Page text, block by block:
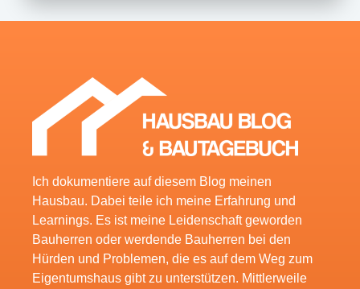
Ich dokumentiere auf diesem Blog meinen
Hausbau. Dabei teile ich meine Erfahrung und
Learnings. Es ist meine Leidenschaft geworden
Bauherren oder werdende Bauherren bei den
Hürden und Problemen, die es auf dem Weg zum
Eigentumshaus gibt zu unterstützen. Mittlerweile